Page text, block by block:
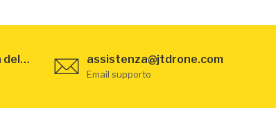
Via Monte Misone 85, Riva del Garda - TN assistenza@jtdrone.com
Email supporto